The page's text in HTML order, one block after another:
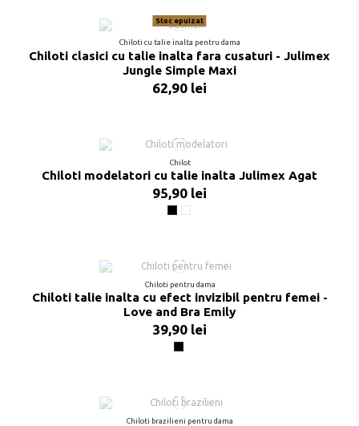
Stoc epuizat
Chiloti cu talie inalta pentru dama
Chiloti clasici cu talie inalta fara cusaturi - Julimex
Jungle Simple Maxi
62,90 lei
Chilot
Chiloti modelatori cu talie inalta Julimex Agat
95,90 lei
NegruNude
Chiloti pentru dama
Chiloti talie inalta cu efect invizibil pentru femei -
Love and Bra Emily
39,90 lei
Negru
Chiloti brazilieni pentru dama